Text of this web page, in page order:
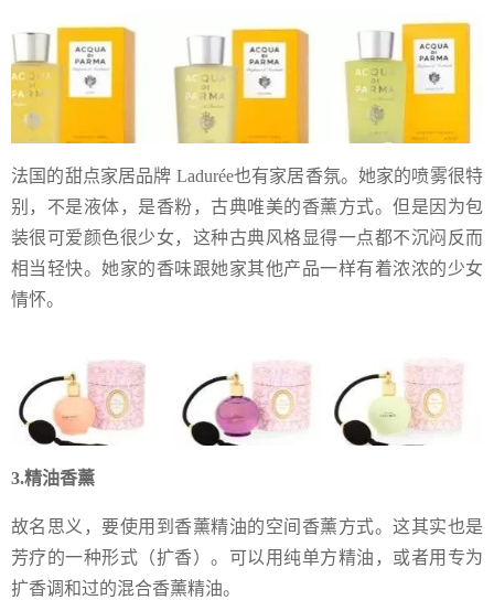
法国的甜点家居品牌 Ladurée也有家居香氛。她家的喷雾很特
别，不是液体，是香粉，古典唯美的香薰方式。但是因为包
装很可爱颜色很少女，这种古典风格显得一点都不沉闷反而
相当轻快。她家的香味跟她家其他产品一样有着浓浓的少女
情怀。
3.精油香薰
故名思义，要使用到香薰精油的空间香薰方式。这其实也是
芳疗的一种形式（扩香）。可以用纯单方精油，或者用专为
扩香调和过的混合香薰精油。